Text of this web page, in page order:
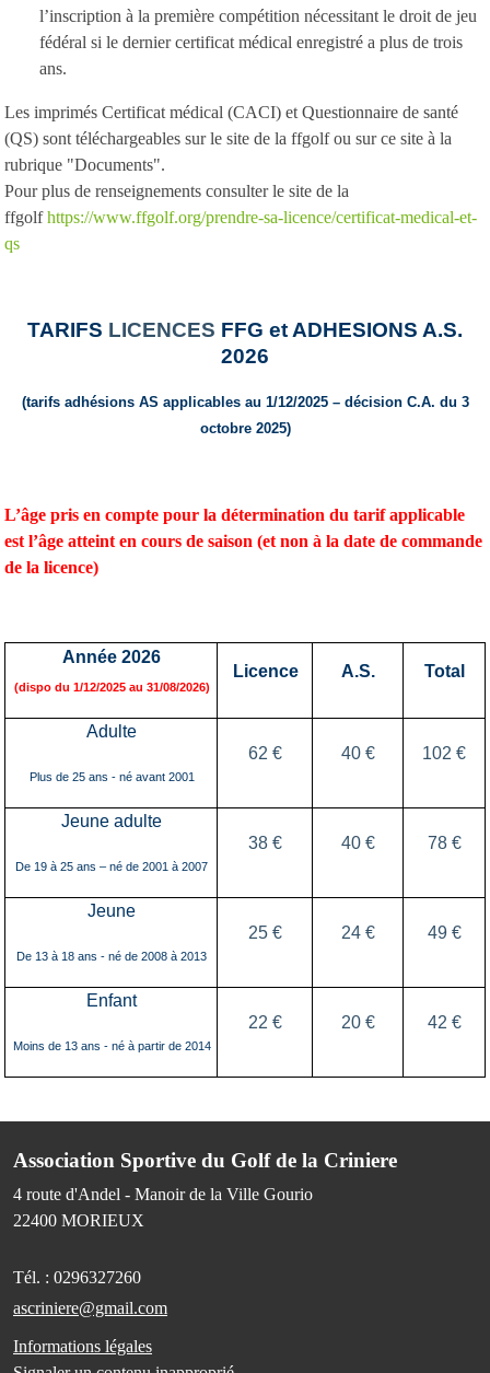
l’inscription à la première compétition nécessitant le droit de jeu
fédéral si le dernier certificat médical enregistré a plus de trois
ans.
Les imprimés Certificat médical (CACI) et Questionnaire de santé
(QS) sont téléchargeables sur le site de la ffgolf ou sur ce site à la
rubrique "Documents".
Pour plus de renseignements consulter le site de la
ffgolfhttps://www.ffgolf.org/prendre-sa-licence/certificat-medical-et-
qs
TARIFS LICENCES FFG et ADHESIONS A.S.
2026
(tarifs adhésions AS applicables au 1/12/2025 – décision C.A. du 3
octobre 2025)
L’âge pris en compte pour la détermination du tarif applicable
est l’âge atteint en cours de saison (et non à la date de commande
de la licence)
Année 2026
(dispo du 1/12/2025au 31/08/2026)
Licence A.S. Total
Adulte
Plus de 25 ans - néavant 2001
62 € 40€ 102 €
Jeune adulte
De 19 à 25 ans –né de2001 à 2007
38 € 40€ 78 €
Jeune
De 13 à 18 ans -né de 2008 à 2013
25€ 24€ 49 €
Enfant
Moins de 13 ans - né à partir de 2014
22€ 20 € 42 €
Association Sportive du Golf de la Criniere
4 route d'Andel - Manoir de la Ville Gourio
22400 MORIEUX
Tél. : 0296327260
ascriniere@gmail.com
Informations légales